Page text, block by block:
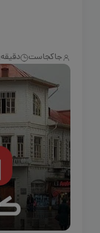
جاکجاست دقیقه